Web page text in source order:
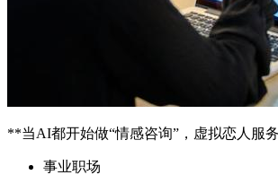
**当AI都开始做“情感咨询”，虚拟恋人服
事业职场